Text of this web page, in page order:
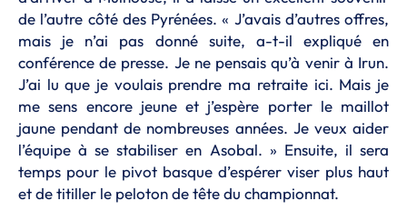
de l’autre côté des Pyrénées. « J’avais d’autres offres,
mais je n’ai pas donné suite, a-t-il expliqué en
conférence de presse. Je ne pensais qu’à venir à Irun.
J’ai lu que je voulais prendre ma retraite ici. Mais je
me sens encore jeune et j’espère porter le maillot
jaune pendant de nombreuses années. Je veux aider
l’équipe à se stabiliser en Asobal. » Ensuite, il sera
temps pour le pivot basque d’espérer viser plus haut
et de titiller le peloton de tête du championnat.